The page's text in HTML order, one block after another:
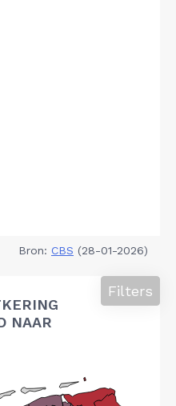
Bron: CBS (28-01-2026)
NAAR
Filters